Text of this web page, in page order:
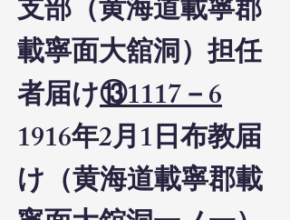
支部（黄海道載寧郡
載寧面大舘洞）担任
者届け⑬1117－6
1916年2月1日布教届
け（黄海道載寧郡載